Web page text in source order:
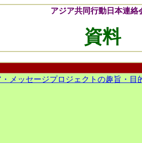
アジア共同行動日本連絡
資料
・メッセージプロジェクトの趣旨・目